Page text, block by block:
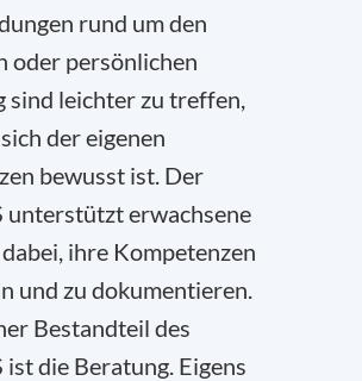
rund um den
oder persönlichen
sind leichter zu treffen,
der eigenen
bewusst ist. Der
unterstützt erwachsene
ihre Kompetenzen
und zu dokumentieren.
Bestandteil des
ist die Beratung. Eigens